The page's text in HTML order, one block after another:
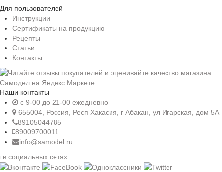
Для пользователей
Инструкции
Сертификаты на продукцию
Рецепты
Статьи
Контакты
Наши контакты
c 9-00 до 21-00 ежедневно
655004, Россия, Респ Хакасия, г Абакан, ул Игарская, дом 5А
89105044785
89009700011
info@samodel.ru
социальных сетях: